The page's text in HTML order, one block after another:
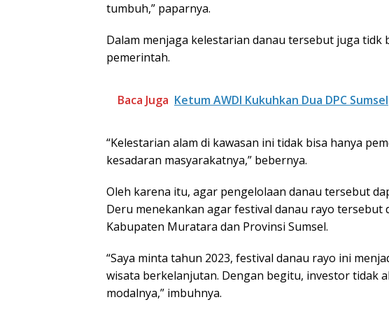
tumbuh,” paparnya.
Dalam menjaga kelestarian danau tersebut juga tidk
pemerintah.
Baca Juga Ketum AWDI Kukuhkan Dua DPC Sumsel
“Kelestarian alam di kawasan ini tidak bisa hanya
kesadaran masyarakatnya,” bebernya.
Oleh karena itu, agar pengelolaan danau tersebut
Deru menekankan agar festival danau rayo tersebut
Kabupaten Muratara dan Provinsi Sumsel.
“Saya minta tahun 2023, festival danau rayo ini
wisata berkelanjutan. Dengan begitu, investor tidak
modalnya,” imbuhnya.